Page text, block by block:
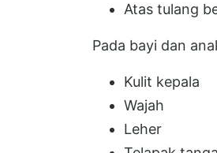
Atas tulang
Pada bayi dan
Kulit kepala
Wajah
Leher